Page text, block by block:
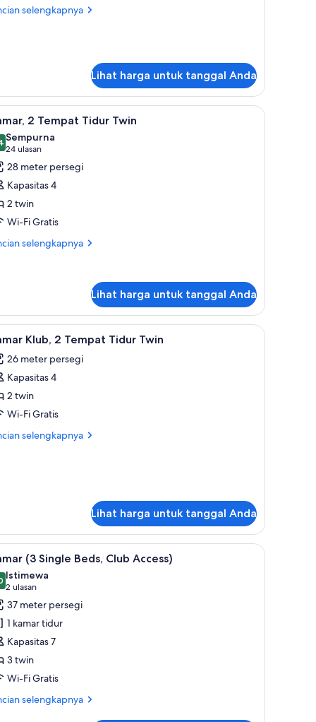
selengkapnya
Lihat harga untuk tanggal Anda
| Brankas, meja kerja, tirai kedap cahaya, dan kedap suara
Brankas, meja kerja, tirai kedap cahaya, dan
6 2 Tempat Tidur Twin
dari 10
Sempurna
24 ulasan
(24
ulasan)
28 meter persegi
Kapasitas 4
2 twin
Wi-Fi Gratis
selengkapnya
Lihat harga untuk tanggal Anda
meja kerja, tirai kedap cahaya, dan kedap suaraBrankas, meja kerja, tirai kedap cahaya, dan
6 Klub, 2 Tempat Tidur Twin
26 meter persegi
Kapasitas 4
2 twin
Wi-Fi Gratis
selengkapnya
Lihat harga untuk tanggal Anda
dan kedap suara Kamar (3 Single Beds, Club Access) |
6 (3 Single Beds, Club Access)
dari 10
Istimewa
2 ulasan
(2
ulasan)
37 meter persegi
1 kamar tidur
Kapasitas 7
3 twin
Wi-Fi Gratis
selengkapnya